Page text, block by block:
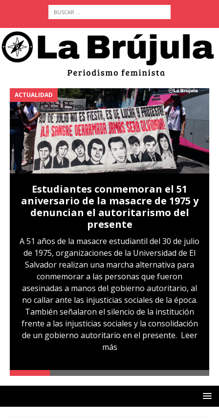
el 51
de 1975 y
del
del 30 de julio
la Universidad de El
alternativa para
que fueron
autoritario, al
sociales de la época.
de la institución
y la consolidación
en el presente.Leer
ACTUALIDAD
Piden mantener
provisional de
Hernández: víctima
excepción y de
LGBTI
Sandra Leticia Hernández
sustitutivas y libertad
familiares temen que esto
audiencia de revisión de
hoy, miércoles 29 de julio.
comunidad, otra de las
excepción, fue capturada
que la vincule a pandillas. La
denunciada por ser